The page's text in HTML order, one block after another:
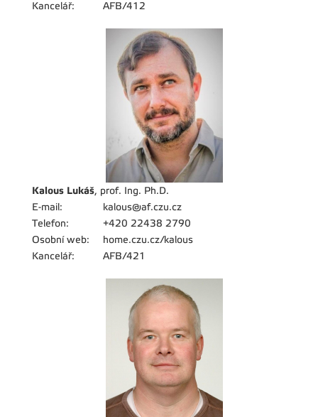
Kancelář:
AFB/412
Kalous Lukáš, prof. Ing. Ph.D.
E-mail:
kalous@af.czu.cz
Telefon:
+420 22438 2790
Osobní web:
home.czu.cz/kalous
Kancelář:
AFB/421